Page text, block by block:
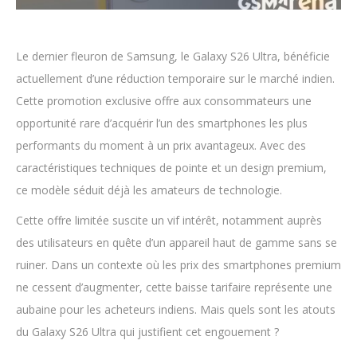
Le dernier fleuron de Samsung, le Galaxy S26 Ultra, bénéficie
actuellement d’une réduction temporaire sur le marché indien.
Cette promotion exclusive offre aux consommateurs une
opportunité rare d’acquérir l’un des smartphones les plus
performants du moment à un prix avantageux. Avec des
caractéristiques techniques de pointe et un design premium,
ce modèle séduit déjà les amateurs de technologie.
Cette offre limitée suscite un vif intérêt, notamment auprès
des utilisateurs en quête d’un appareil haut de gamme sans se
ruiner. Dans un contexte où les prix des smartphones premium
ne cessent d’augmenter, cette baisse tarifaire représente une
aubaine pour les acheteurs indiens. Mais quels sont les atouts
du Galaxy S26 Ultra qui justifient cet engouement ?